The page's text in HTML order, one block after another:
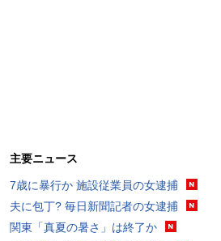
主要ニュース
7歳に暴行か 施設従業員の女逮捕
夫に包丁? 毎日新聞記者の女逮捕
関東「真夏の暑さ」は終了か